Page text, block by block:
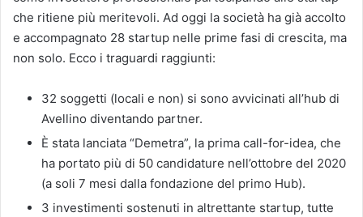
che ritiene più meritevoli. Ad oggi la società ha già accolto
e accompagnato 28 startup nelle prime fasi di crescita, ma
non solo. Ecco i traguardi raggiunti:
32 soggetti (locali e non) si sono avvicinati all’hub di
Avellino diventando partner.
È stata lanciata “Demetra”, la prima call-for-idea, che
ha portato più di 50 candidature nell’ottobre del 2020
(a soli 7 mesi dalla fondazione del primo Hub).
3 investimenti sostenuti in altrettante startup, tutte